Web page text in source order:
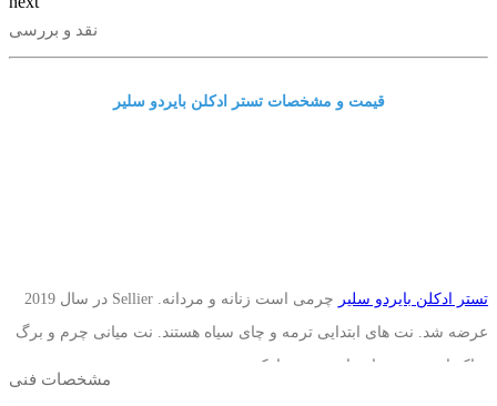
نقد و بررسی
قیمت و مشخصات تستر ادکلن بایردو سلیر
تستر ادکلن بایردو سلیر
چرمی است زنانه و مردانه. Sellier در سال 2019
عرضه شد. نت های ابتدایی ترمه و چای سیاه هستند. نت میانی چرم و برگ
تنباکو است. نت های پایه توس و اوک موس هستند.
مشخصات فنی